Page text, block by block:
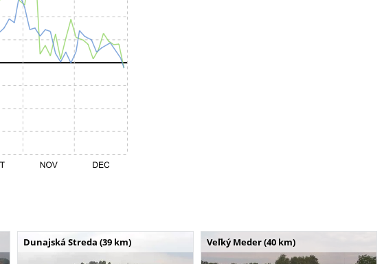
Dunajská Streda (39 km) Veľký Meder (40 km)